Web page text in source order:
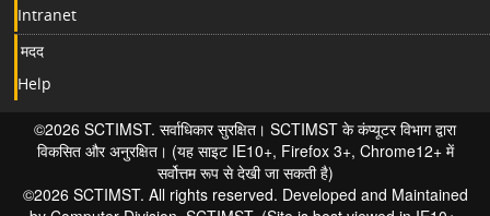
Intranet
मदद
Help
©2026 SCTIMST. सर्वाधिकार सुरक्षित। SCTIMST के कंप्यूटर विभाग द्वारा
विकसित और अनुरक्षित। (यह साइट IE10+, Firefox 3+, Chrome12+ में
सर्वोत्तम रूप से देखी जा सकती है)
©2026 SCTIMST. All rights reserved. Developed and Maintained